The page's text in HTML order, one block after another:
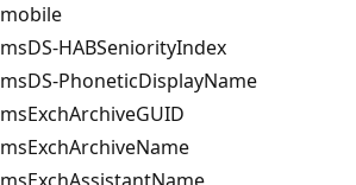
mobile
msDS-HABSeniorityIndex
msDS-PhoneticDisplayName
msExchArchiveGUID
msExchArchiveName